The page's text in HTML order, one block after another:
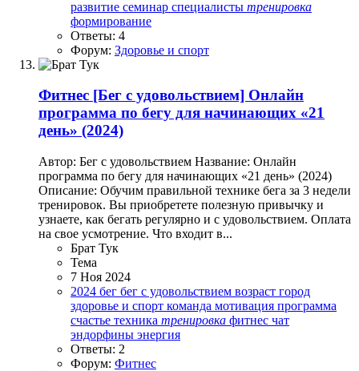
развитие семинар специалисты тренировка
формирование
Ответы: 4
Форум: Здоровье и спорт
Фитнес [Бег с удовольствием] Онлайн
программа по бегу для начинающих «21
день» (2024)
Автор: Бег с удовольствием Название: Онлайн
программа по бегу для начинающих «21 день» (2024)
Описание: Обучим правильной технике бега за 3 недели
тренировок. Вы приобретете полезную привычку и
узнаете, как бегать регулярно и с удовольствием. Оплата
на свое усмотрение. Что входит в...
Брат Тук
Тема
7 Ноя 2024
2024 бег бег с удовольствием возраст город
здоровье и спорт команда мотивация программа
счастье техника тренировка фитнес чат
эндорфины энергия
Ответы: 2
Форум: Фитнес